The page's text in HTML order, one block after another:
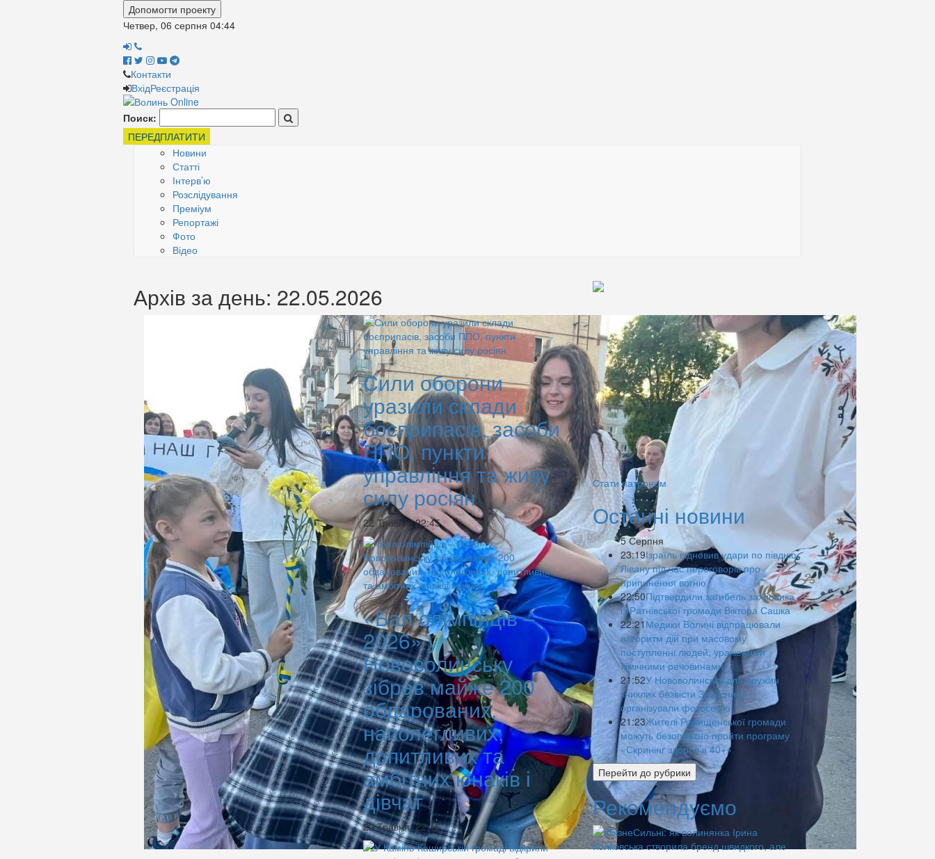
Допомогти проекту
Четвер, 06 серпня 04:44
Контакти
ВхідРеєстрація
Поиск:
ПЕРЕДПЛАТИТИ
Новини
Статті
Інтерв’ю
Розслідування
Преміум
Репортажі
Фото
Відео
Архів за день: 22.05.2026
Сили оборони
уразили склади
боєприпасів, засоби
ППО, пункти
управління та живу
силу росіян
22 Травня, 22:45
«Бал олімпійців –
2026» у
Нововолинську
зібрав майже 200
обдарованих,
наполегливих,
допитливих та
амбітних юнаків і
дівчат
22 Травня, 22:16
Стати патроном
Останні новини
5 Серпня
23:19Ізраїль відновив удари по півдню
Лівану під час переговорів про
припинення вогню
22:50Підтвердили загибель захисника
із Ратнівської громади Віктора Сашка
22:21 Медики Волині відпрацювали
алгоритм дій при масовому
поступленні людей, ураженими
хімічними речовинами
21:52У Нововолинську для дружин
зниклих безвісти Захисників
організували фотосесію
21:23Жителі Рожищенської громади
можуть безоплатно пройти програму
«Скринінг здоров’я 40+»
Перейти до рубрики
Рекомендуємо